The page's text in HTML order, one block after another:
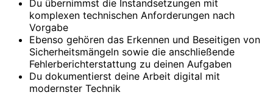
Du übernimmst die Instandsetzungen mit
komplexen technischen Anforderungen nach
Vorgabe
Ebenso gehören das Erkennen und Beseitigen von
Sicherheitsmängeln sowie die anschließende
Fehlerberichterstattung zu deinen Aufgaben
Du dokumentierst deine Arbeit digital mit
modernster Technik